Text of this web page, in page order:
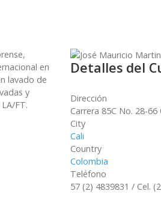
en
lavado de
y
FT.
Detalles del
Dirección
Carrera 85C No. 28-66
City
Cali
Country
Colombia
Teléfono
57 (2) 4839831 / Cel.